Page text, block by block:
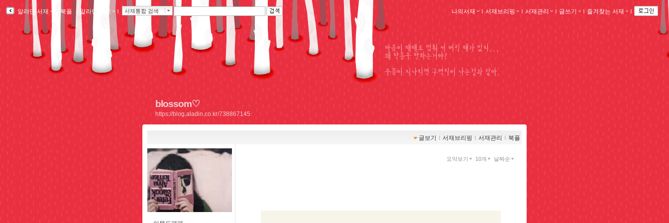
알라딘 서재 북플 ｌ 알라딘 메인 ｌ 서재통합 검색 나의서재 ｌ 서재브리핑 ｌ 서재관리 ｌ 글쓰기 ｌ 즐겨찾는 서재 ｌ
blossom♡
https://blog.aladin.co.kr/738867145
글보기 ｌ 서재브리핑 ｌ 서재관리 ｌ 북플
요약보기 10개 날짜순